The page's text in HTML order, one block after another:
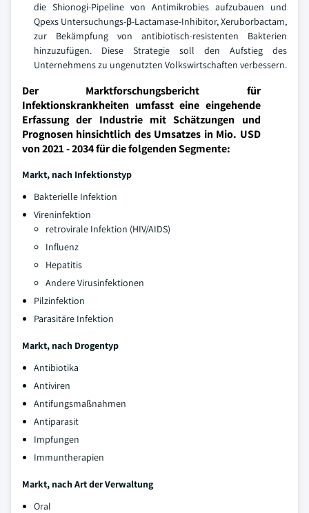
die Shionogi-Pipeline von Antimikrobies aufzubauen und
Qpexs Untersuchungs-β-Lactamase-Inhibitor, Xeruborbactam,
zur Bekämpfung von antibiotisch-resistenten Bakterien
hinzuzufügen. Diese Strategie soll den Aufstieg des
Unternehmens zu ungenutzten Volkswirtschaften verbessern.
Der Marktforschungsbericht für
Infektionskrankheiten umfasst eine eingehende
Erfassung der Industrie mit Schätzungen und
Prognosen hinsichtlich des Umsatzes in Mio. USD
von 2021 - 2034 für die folgenden Segmente:
Markt, nach Infektionstyp
Bakterielle Infektion
Vireninfektion
retrovirale Infektion (HIV/AIDS)
Influenz
Hepatitis
Andere Virusinfektionen
Pilzinfektion
Parasitäre Infektion
Markt, nach Drogentyp
Antibiotika
Antiviren
Antifungsmaßnahmen
Antiparasit
Impfungen
Immuntherapien
Markt, nach Art der Verwaltung
Oral